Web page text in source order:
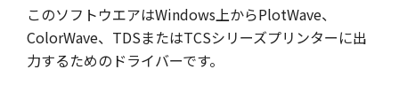
このソフトウエアはWindows上からPlotWave、
ColorWave、TDSまたはTCSシリーズプリンターに出
力するためのドライバーです。